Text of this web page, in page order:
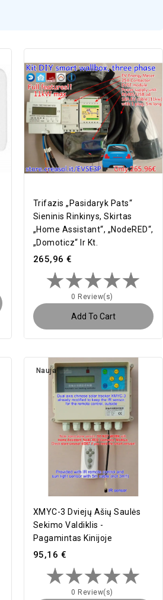
Trifazis „pasidaryk Pats“
Sieninis Rinkinys, Skirtas
„Home Assistant“, „NodeRED“,
„Domoticz“ Ir Kt.
265,96 €
0 Review(s)
Add To Cart
Nauja
XMYC-3 Dviejų Ašių Saulės
Sekimo Valdiklis -
Pagamintas Kinijoje
95,16 €
0 Review(s)